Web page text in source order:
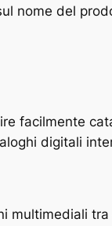
nome del
facilmente
digitali
multimediali